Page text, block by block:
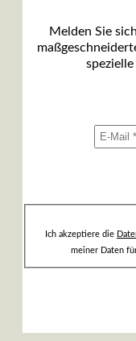
Melden Sie
Ich akzeptiere die
meiner Daten